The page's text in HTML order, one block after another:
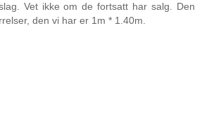
Vet ikke om de fortsatt har salg. Den
den vi har er 1m * 1.40m.